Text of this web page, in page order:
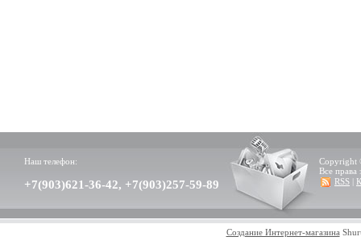
Наш телефон:
+7(903)621-36-42, +7(903)257-59-89
Copyright
Все
RSS |
Создание Интернет-магазина